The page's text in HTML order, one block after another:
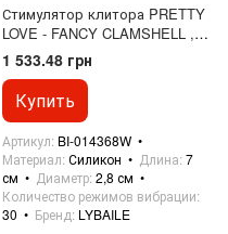
Стимулятор клитора PRETTY
LOVE - FANCY CLAMSHELL ,
BI-014368W
1 533.48 грн
Купить
Артикул BI-014368W
Материал Силикон Длина 7
см
Диаметр 2,8 см
Количество режимов вибрации
30
Бренд LYBAILE